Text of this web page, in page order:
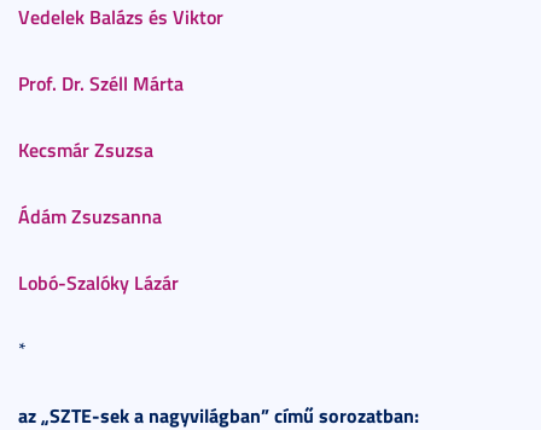
Vedelek Balázs és Viktor
Prof. Dr. Széll Márta
Kecsmár Zsuzsa
Ádám Zsuzsanna
Lobó-Szalóky Lázár
*
az „SZTE-sek a nagyvilágban” című sorozatban: